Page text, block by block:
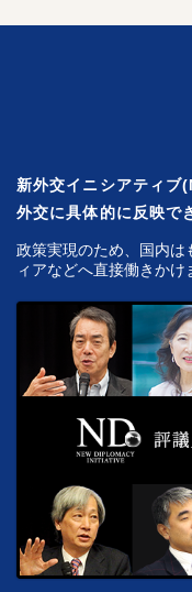
新外交イニシアティブ
外交に具体的に反映で
政策実現のため、国内
ィアなどへ直接働きかけ